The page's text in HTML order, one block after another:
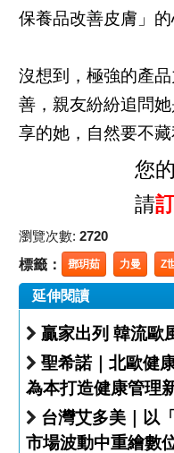
保養品改善皮膚」的
沒想到，極強的產
善，親友紛紛追問
享的她，自然要不藏
您
請
瀏覽次數: 2720
標籤： 鄧玥茹 力曼 Z
延伸閱讀
聖希諾｜北歐健康
為本打造健康管理
台灣艾多美｜以「
市場波動中重繪數